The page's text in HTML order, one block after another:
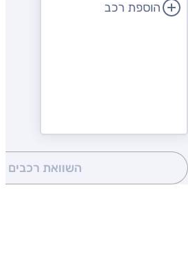
הוספת רכב
השוואת רכבים